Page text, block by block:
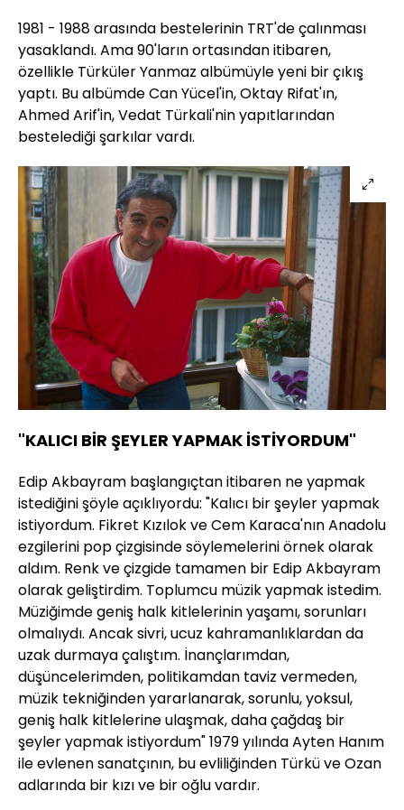
1981 - 1988 arasında bestelerinin TRT'de çalınması
yasaklandı. Ama 90'ların ortasından itibaren,
özellikle Türküler Yanmaz albümüyle yeni bir çıkış
yaptı. Bu albümde Can Yücel'in, Oktay Rifat'ın,
Ahmed Arif'in, Vedat Türkali'nin yapıtlarından
bestelediği şarkılar vardı.
"KALICI BİR ŞEYLER YAPMAK İSTİYORDUM"
Edip Akbayram başlangıçtan itibaren ne yapmak
istediğini şöyle açıklıyordu: "Kalıcı bir şeyler yapmak
istiyordum. Fikret Kızılok ve Cem Karaca'nın Anadolu
ezgilerini pop çizgisinde söylemelerini örnek olarak
aldım. Renk ve çizgide tamamen bir Edip Akbayram
olarak geliştirdim. Toplumcu müzik yapmak istedim.
Müziğimde geniş halk kitlelerinin yaşamı, sorunları
olmalıydı. Ancak sivri, ucuz kahramanlıklardan da
uzak durmaya çalıştım. İnançlarımdan,
düşüncelerimden, politikamdan taviz vermeden,
müzik tekniğinden yararlanarak, sorunlu, yoksul,
geniş halk kitlelerine ulaşmak, daha çağdaş bir
şeyler yapmak istiyordum" 1979 yılında Ayten Hanım
ile evlenen sanatçının, bu evliliğinden Türkü ve Ozan
adlarında bir kızı ve bir oğlu vardır.